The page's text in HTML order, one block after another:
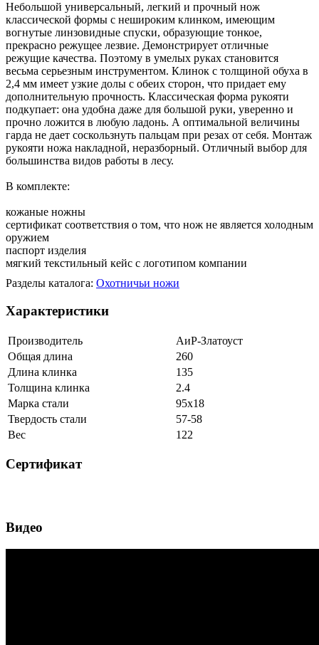
Небольшой универсальный, легкий и прочный нож
классической формы с нешироким клинком, имеющим
вогнутые линзовидные спуски, образующие тонкое,
прекрасно режущее лезвие. Демонстрирует отличные
режущие качества. Поэтому в умелых руках становится
весьма серьезным инструментом. Клинок с толщиной обуха в
2,4 мм имеет узкие долы с обеих сторон, что придает ему
дополнительную прочность. Классическая форма рукояти
подкупает: она удобна даже для большой руки, уверенно и
прочно ложится в любую ладонь. А оптимальной величины
гарда не дает соскользнуть пальцам при резах от себя. Монтаж
рукояти ножа накладной, неразборный. Отличный выбор для
большинства видов работы в лесу.
В комплекте:
кожаные ножны
сертификат соответствия о том, что нож не является холодным
оружием
паспорт изделия
мягкий текстильный кейс с логотипом компании
Разделы каталога: Охотничьи ножи
Характеристики
Производитель
АиР-Златоуст
Общая длина
260
Длина клинка
135
Толщина клинка
2.4
Марка стали
95х18
Твердость стали
57-58
Вес
122
Сертификат
Видео